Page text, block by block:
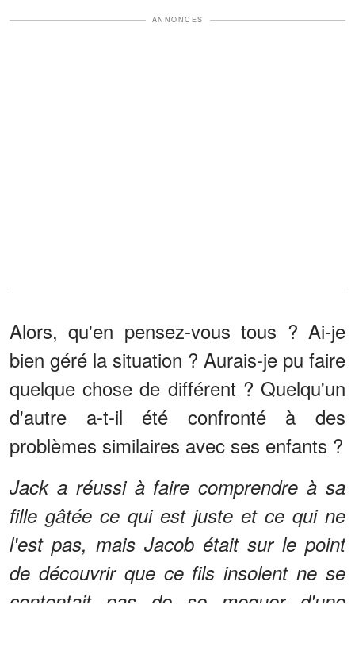
ANNONCES
Alors, qu'en pensez-vous tous ? Ai-je
bien géré la situation ? Aurais-je pu faire
quelque chose de différent ? Quelqu'un
d'autre a-t-il été confronté à des
problèmes similaires avec ses enfants ?
Jack a réussi à faire comprendre à sa
fille gâtée ce qui est juste et ce qui ne
l'est pas, mais Jacob était sur le point
de découvrir que ce fils insolent ne se
contentait pas de se moquer d'une